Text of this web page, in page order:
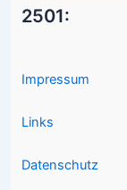
2501:
Impressum
Links
Datenschutz